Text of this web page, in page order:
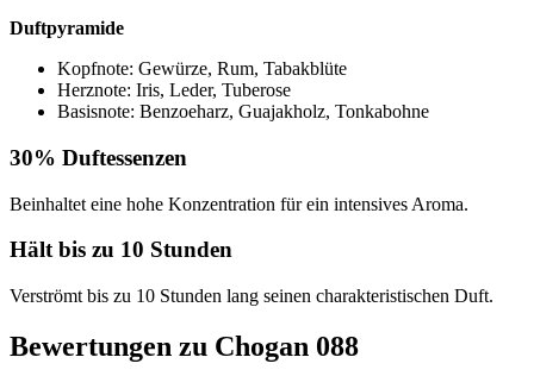
Duftpyramide
Kopfnote: Gewürze, Rum, Tabakblüte
Herznote: Iris, Leder, Tuberose
Basisnote: Benzoeharz, Guajakholz, Tonkabohne
30% Duftessenzen
Beinhaltet eine hohe Konzentration für ein intensives Aroma.
Hält bis zu 10 Stunden
Verströmt bis zu 10 Stunden lang seinen charakteristischen Duft.
Bewertungen zu Chogan 088